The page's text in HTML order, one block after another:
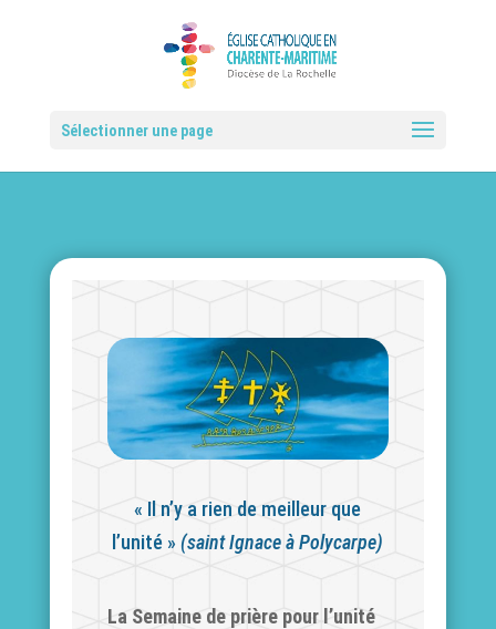
Sélectionner une page
« Il n’y a rien de meilleur que
l’unité » (saint Ignace à Polycarpe)
La Semaine de prière pour l’unité